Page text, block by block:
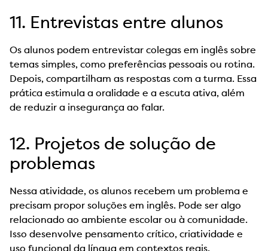
11. Entrevistas entre alunos
Os alunos podem entrevistar colegas em inglês sobre
temas simples, como preferências pessoais ou rotina.
Depois, compartilham as respostas com a turma. Essa
prática estimula a oralidade e a escuta ativa, além
de reduzir a insegurança ao falar.
12. Projetos de solução de
problemas
Nessa atividade, os alunos recebem um problema e
precisam propor soluções em inglês. Pode ser algo
relacionado ao ambiente escolar ou à comunidade.
Isso desenvolve pensamento crítico, criatividade e